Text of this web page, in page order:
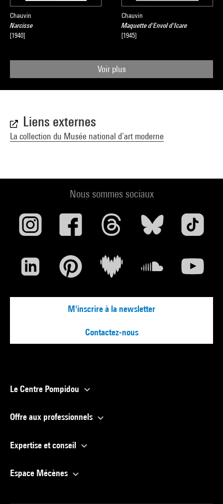
Chauvin
Narcisse
[1940]
Chauvin
Maquette d'Envol d'Icare
[1945]
Voir plus
Liens externes
La collection du Musée national d’art moderne
Nous sommes sociaux
M'inscrire à la newsletter
Contactez-nous
Le Centre Pompidou
Offre aux professionnels
Expertise et conseil
Espace Mécènes